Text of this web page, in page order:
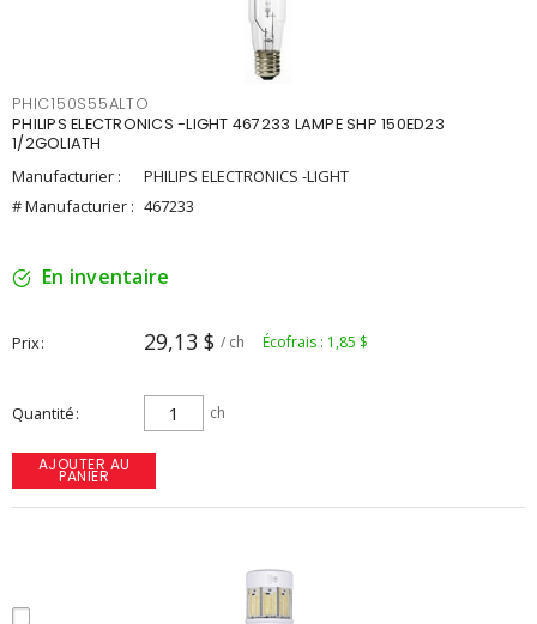
PHIC150S55ALTO
PHILIPS ELECTRONICS -LIGHT 467233 LAMPE SHP 150ED23
1/2GOLIATH
Manufacturier :
PHILIPS ELECTRONICS -LIGHT
# Manufacturier : 467233
En inventaire
Prix 29,13 $ / ch Écofrais : 1,85 $
Quantité ch
AJOUTER AU
PANIER